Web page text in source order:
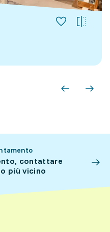
contattare
più vicino